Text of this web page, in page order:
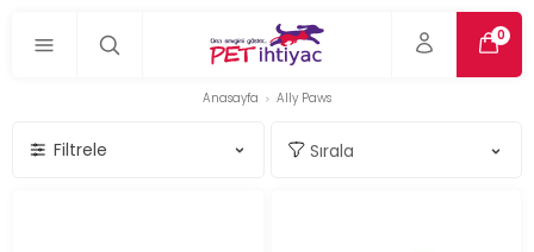
0
Anasayfa Ally Paws
Filtrele